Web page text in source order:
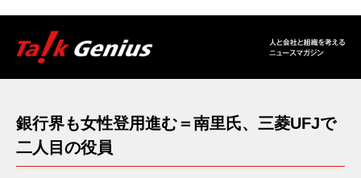
銀行界も女性登用進む＝南里氏、三菱UFJで
二人目の役員